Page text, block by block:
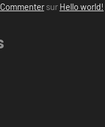
sur Hello world!